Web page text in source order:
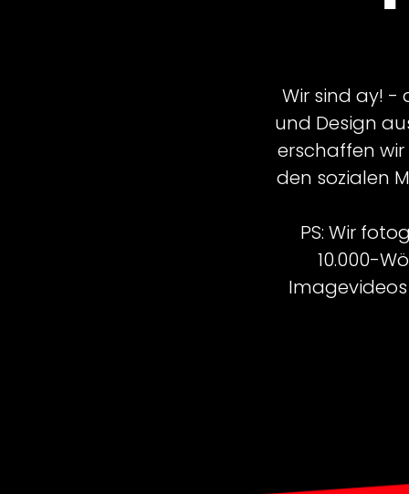
Wir sind ay! -
und Design
erschaffen wir
den sozialen
PS: Wir
10.000-